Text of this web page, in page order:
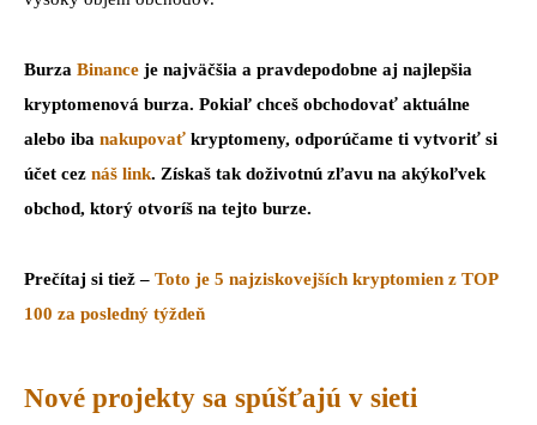
Burza Binance je najväčšia a pravdepodobne aj najlepšia
kryptomenová burza. Pokiaľ chceš obchodovať aktuálne
alebo iba nakupovať kryptomeny, odporúčame ti vytvoriť si
účet cez náš link. Získaš tak doživotnú zľavu na akýkoľvek
obchod, ktorý otvoríš na tejto burze.
Prečítaj si tiež – Toto je 5 najziskovejších kryptomien z TOP
100 za posledný týždeň
Nové projekty sa spúšťajú v sieti